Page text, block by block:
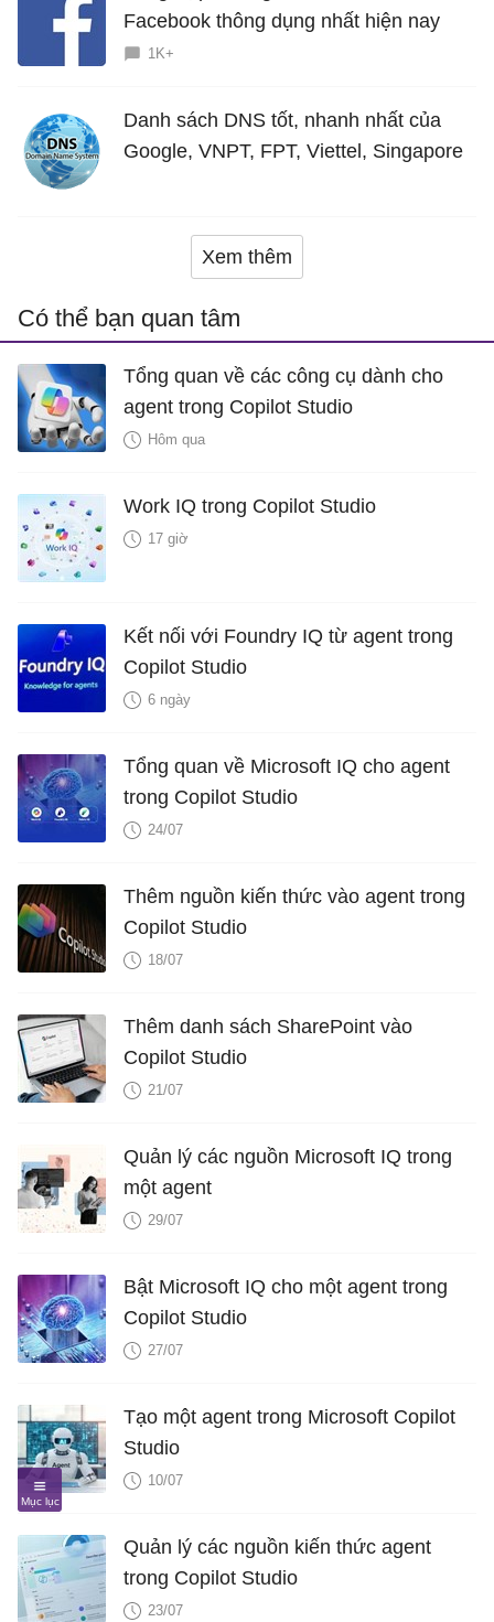
Facebook thông dụng nhất hiện nay
1K+
Danh sách DNS tốt, nhanh nhất của
Google, VNPT, FPT, Viettel, Singapore
Xem thêm
Có thể bạn quan tâm
Tổng quan về các công cụ dành cho
agent trong Copilot Studio
Hôm qua
Work IQ trong Copilot Studio
17 giờ
Kết nối với Foundry IQ từ agent trong
Copilot Studio
6 ngày
Tổng quan về Microsoft IQ cho agent
trong Copilot Studio
24/07
Thêm nguồn kiến ​​thức vào agent trong
Copilot Studio
18/07
Thêm danh sách SharePoint vào
Copilot Studio
21/07
Quản lý các nguồn Microsoft IQ trong
một agent
29/07
Bật Microsoft IQ cho một agent trong
Copilot Studio
27/07
Tạo một agent trong Microsoft Copilot
Studio
10/07
Quản lý các nguồn kiến ​​thức agent
trong Copilot Studio
23/07